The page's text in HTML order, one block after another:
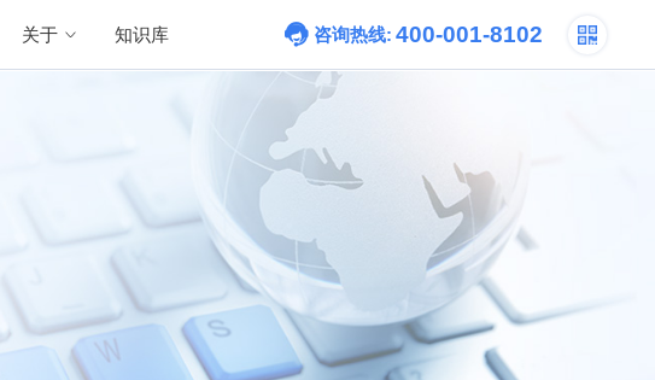
关于 知识库 咨询热线: 400-001-8102